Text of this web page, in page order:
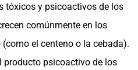
tóxicos y psicoactivos de los
comúnmente en los
el centeno o la cebada).
producto psicoactivo de los